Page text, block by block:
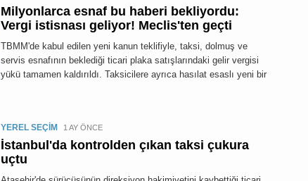
Milyonlarca esnaf bu haberi bekliyordu:
Vergi istisnası geliyor! Meclis'ten geçti
TBMM'de kabul edilen yeni kanun teklifiyle, taksi, dolmuş ve
servis esnafının beklediği ticari plaka satışlarındaki gelir vergisi
yükü tamamen kaldırıldı. Taksicilere ayrıca hasılat esaslı yeni bir
YEREL SEÇİM 1 AY ÖNCE
İstanbul'da kontrolden çıkan taksi çukura
uçtu